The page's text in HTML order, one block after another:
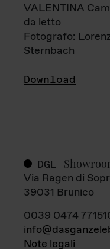
VALENTINA
da letto
Fotografo:
Sternbach
Download
DGL
Via Ragen di
39031 Brunico
0039 0474
Note legali